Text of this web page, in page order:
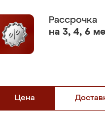
Рассрочка
на 3, 4, 6
Цена